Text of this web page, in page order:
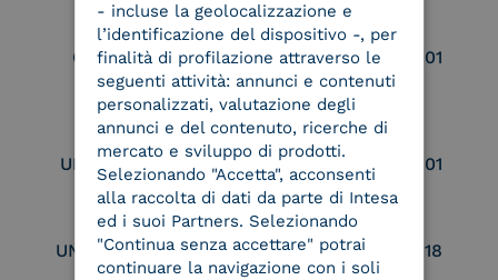
Conservatore
qualificato
UNI EN ISO 37001
UNI EN ISO 9001 UNI EN ISO 27001
UNI EN ISO 27017 UNI EN ISO 27018
- incluse la geolocalizzazione e
l’identificazione del dispositivo -, per
finalità di profilazione attraverso le
seguenti attività: annunci e contenuti
personalizzati, valutazione degli
annunci e del contenuto, ricerche di
mercato e sviluppo di prodotti.
Selezionando "Accetta", acconsenti
alla raccolta di dati da parte di Intesa
ed i suoi Partners. Selezionando
"Continua senza accettare" potrai
continuare la navigazione con i soli